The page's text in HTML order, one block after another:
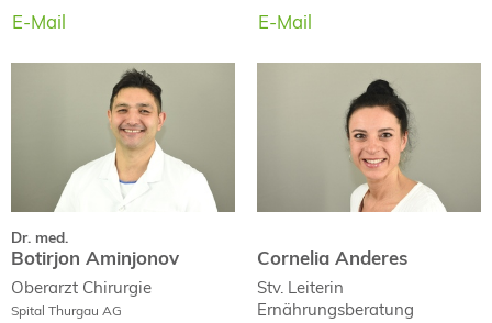
E-Mail E-Mail
Dr. med.
Botirjon Aminjonov
Oberarzt Chirurgie
Spital Thurgau AG
Botirjon Aminjonov
Cornelia Anderes
Stv. Leiterin
Ernährungsberatung
Cornelia Anderes